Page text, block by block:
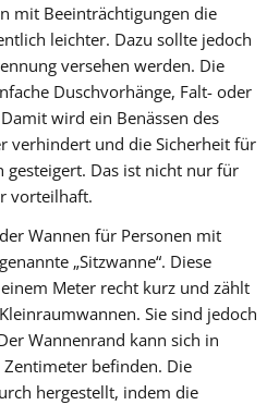
mit Beeinträchtigungen die
leichter. Dazu sollte jedoch
versehen werden. Die
Duschvorhänge, Falt- oder
wird ein Benässen des
verhindert und die Sicherheit für
gesteigert. Das ist nicht nur für
vorteilhaft.
Wannen für Personen mit
„Sitzwanne“. Diese
Meter recht kurz und zählt
Sie sind jedoch
Wannenrand kann sich in
befinden. Die
hergestellt, indem die